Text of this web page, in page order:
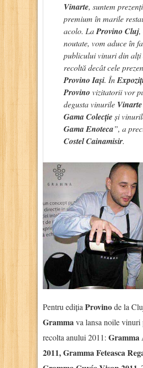
Vinarte, suntem
premium în marile
acolo. LaProvino Cluj,
noutate, vom aduce în
publicului vinuri din alți
recoltă decât cele
Provino Iași. În
Provino vizitatorii vor
degusta vinurile Vinarte
Gama Colecțieși
Gama Enoteca”, a
Costel Cainamisir.
Pentru ediția Provinode la
Grammava lansa noile vinuri
recolta anului 2011: Gramma
2011, Gramma Feteasca